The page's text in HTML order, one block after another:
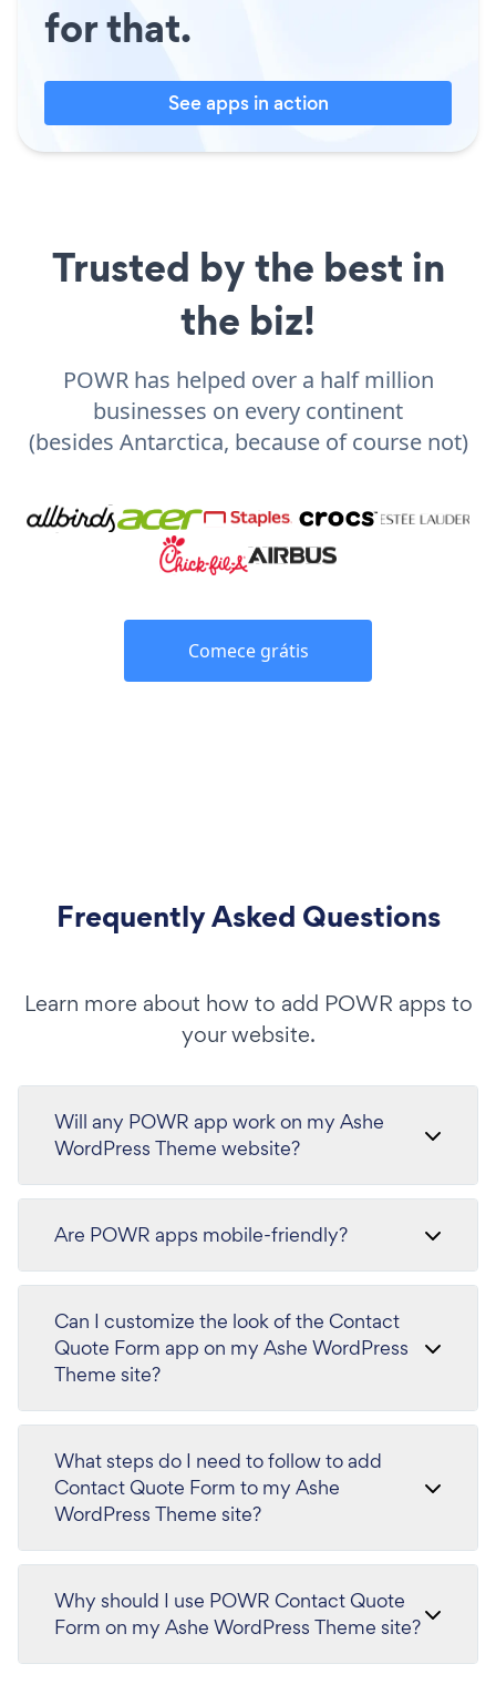
for that.
See apps in action
Trusted by the best in
the biz!
POWR has helped over a half million
businesses on every continent
(besides Antarctica, because of course not)
Comece grátis
Frequently Asked Questions
Learn more about how to add POWR apps to
your website.
Will any POWR app work on my Ashe
WordPress Theme website?
Are POWR apps mobile-friendly?
Can I customize the look of the Contact
Quote Form app on my Ashe WordPress
Theme site?
What steps do I need to follow to add
Contact Quote Form to my Ashe
WordPress Theme site?
Why should I use POWR Contact Quote
Form on my Ashe WordPress Theme site?